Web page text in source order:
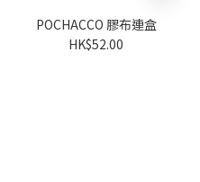
POCHACCO 膠布連盒
HK$52.00